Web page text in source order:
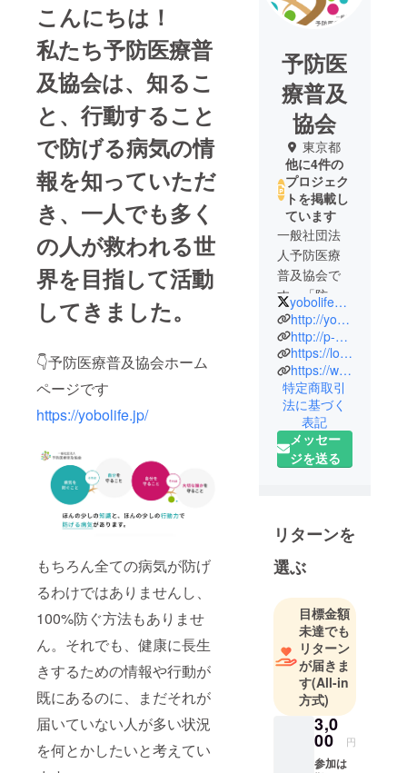
こんにちは！
私たち予防医療普
及協会は、知るこ
と、行動すること
で防げる病気の情
報を知っていただ
き、一人でも多く
の人が救われる世
界を目指して活動
してきました。
👇予防医療普及協会ホーム
ページです
https://yobolife.jp/
もちろん全ての病気が防げ
るわけではありませんし、
100%防ぐ方法もありませ
ん。それでも、健康に長生
きするための情報や行動が
既にあるのに、まだそれが
届いていない人が多い状況
を何とかしたいと考えてい
予防医
療普及
協会
東京都
他に4件の
プロジェク
トを掲載し
ています
一般社団法
人予防医療
普及協会で
す。「防げ
る病気を防
ぐ」ための
活動を行っ
ています。
yobolife_Offi
http://yobolife.jp
http://p-project.jp
https://lounge.dmm.com/detail/1025/
https://www.facebook.com/yobolifeOfficial/
特定商取引
法に基づく
表記
メッセー
ジを送る
リターンを
選ぶ
目標金額
未達でも
リターン
が届きま
す(All-in
方式)
3,0
00 円
参加は